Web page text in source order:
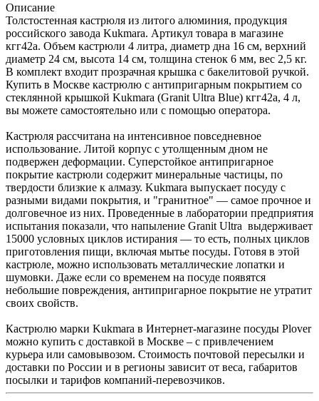
Описание
Толстостенная кастрюля из литого алюминия, продукция
российского завода Kukmara. Артикул товара в магазине
кгг42а. Объем кастрюли 4 литра, диаметр дна 16 см, верхний
диаметр 24 см, высота 14 см, толщина стенок 6 мм, вес 2,5 кг.
В комплект входит прозрачная крышка с бакелитовой ручкой.
Купить в Москве кастрюлю с антипригарным покрытием со
стеклянной крышкой Kukmara (Granit Ultra Blue) кгг42а, 4 л,
вы можете самостоятельно или с помощью оператора.
Кастрюля рассчитана на интенсивное повседневное
использование. Литой корпус с утолщенным дном не
подвержен деформации. Суперстойкое антипригарное
покрытие кастрюли содержит минеральные частицы, по
твердости близкие к алмазу. Kukmara выпускает посуду с
разными видами покрытия, и "гранитное" — самое прочное и
долговечное из них. Проведенные в лаборатории предприятия
испытания показали, что напыление Granit Ultra выдерживает
15000 условных циклов истирания — то есть, полных циклов
приготовления пищи, включая мытье посуды. Готовя в этой
кастрюле, можно использовать металлические лопатки и
шумовки. Даже если со временем на посуде появятся
небольшие повреждения, антипригарное покрытие не утратит
своих свойств.
Кастрюлю марки Kukmara в Интернет-магазине посуды Plover
можно купить с доставкой в Москве – с привлечением
курьера или самовывозом. Стоимость почтовой пересылки и
доставки по России и в регионы зависит от веса, габаритов
посылки и тарифов компаний-перевозчиков.